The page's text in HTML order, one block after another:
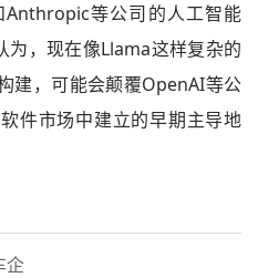
等公司的人工智能
为，现在像Llama这样复杂的
建，可能会颠覆OpenAI等公
件市场中建立的早期主导地